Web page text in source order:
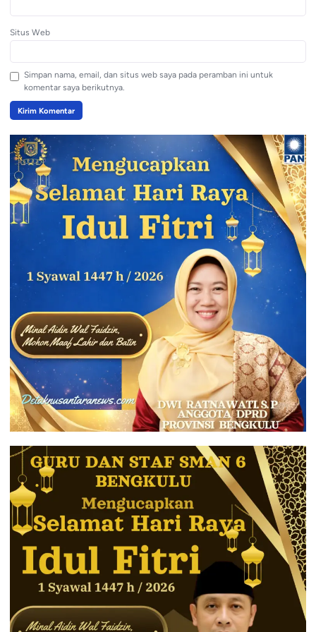
Situs Web
Simpan nama, email, dan situs web saya pada peramban ini untuk
komentar saya berikutnya.